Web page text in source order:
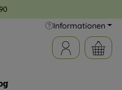
Informationen